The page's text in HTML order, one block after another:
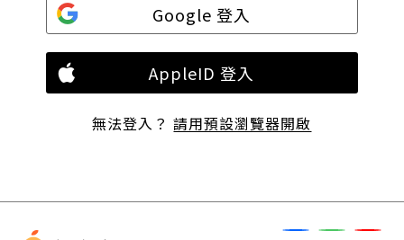
Google 登入
AppleID 登入
無法登入？請用預設瀏覽器開啟